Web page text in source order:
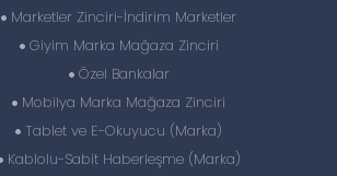
Marketler Zinciri-İndirim Marketler
Giyim Marka Mağaza Zinciri
Özel Bankalar
Mobilya Marka Mağaza Zinciri
Tablet ve E-Okuyucu (Marka)
Kablolu-Sabit Haberleşme (Marka)